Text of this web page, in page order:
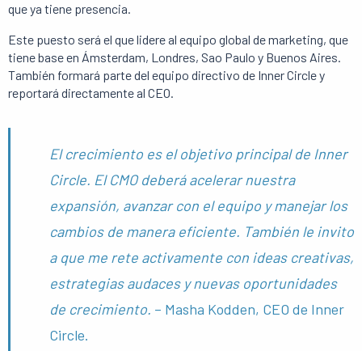
que ya tiene presencia.
Este puesto será el que lidere al equipo global de marketing, que
tiene base en Ámsterdam, Londres, Sao Paulo y Buenos Aires.
También formará parte del equipo directivo de Inner Circle y
reportará directamente al CEO.
El crecimiento es el objetivo principal de Inner
Circle. El CMO deberá acelerar nuestra
expansión, avanzar con el equipo y manejar los
cambios de manera eficiente. También le invito
a que me rete activamente con ideas creativas,
estrategias audaces y nuevas oportunidades
de crecimiento. – Masha Kodden, CEO de Inner
Circle.